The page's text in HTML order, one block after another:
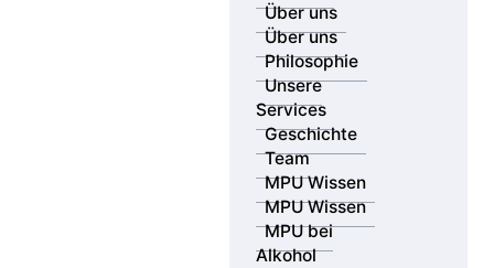
Über uns
Über uns
Philosophie
Unsere
Services
Geschichte
Team
MPU Wissen
MPU Wissen
MPU bei
Alkohol
PREIS AB
258,00 €
Test anfordern